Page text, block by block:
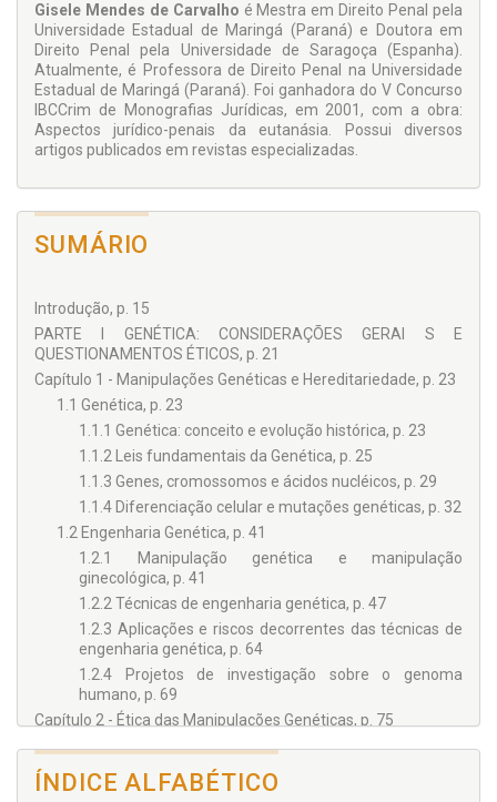
Gisele Mendes de Carvalho é Mestra em Direito Penal pela
Universidade Estadual de Maringá (Paraná) e Doutora em
Direito Penal pela Universidade de Saragoça (Espanha).
Atualmente, é Professora de Direito Penal na Universidade
Estadual de Maringá (Paraná). Foi ganhadora do V Concurso
IBCCrim de Monografias Jurídicas, em 2001, com a obra:
Aspectos jurídico-penais da eutanásia. Possui diversos
artigos publicados em revistas especializadas.
SUMÁRIO
Introdução, p. 15
PARTE I GENÉTICA: CONSIDERAÇÕES GERAI S E
QUESTIONAMENTOS ÉTICOS, p. 21
Capítulo 1 - Manipulações Genéticas e Hereditariedade, p. 23
1.1 Genética, p. 23
1.1.1 Genética: conceito e evolução histórica, p. 23
1.1.2 Leis fundamentais da Genética, p. 25
1.1.3 Genes, cromossomos e ácidos nucléicos, p. 29
1.1.4 Diferenciação celular e mutações genéticas, p. 32
1.2 Engenharia Genética, p. 41
1.2.1 Manipulação genética e manipulação
ginecológica, p. 41
1.2.2 Técnicas de engenharia genética, p. 47
1.2.3 Aplicações e riscos decorrentes das técnicas de
engenharia genética, p. 64
1.2.4 Projetos de investigação sobre o genoma
humano, p. 69
Capítulo 2 - Ética das Manipulações Genéticas, p. 75
2.1 Bioética: conceito e origens, p. 75
2.2 Princípios bioéticos fundamentais, p. 78
2.3 Principais implicações éticas das técnicas de
ÍNDICE ALFABÉTICO